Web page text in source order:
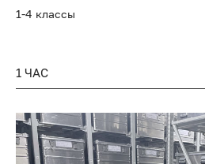
1-4 классы
1 ЧАС